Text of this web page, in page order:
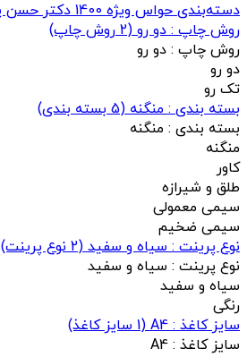
دسته‌بندی حواس ویژه 1400 دکتر حسن پور
روش چاپ : دو رو(
2 روش چاپ)
روش چاپ : دو رو
دو رو
تک رو
بسته بندی : منگنه(
5 بسته بندی)
بسته بندی : منگنه
منگنه
کاور
طلق و شیرازه
سیمی معمولی
سیمی ضخیم
نوع پرینت : سیاه و سفید(
2 نوع پرینت)
نوع پرینت : سیاه و سفید
سیاه و سفید
رنگی
سایز کاغذ : A4
(
1 سایز کاغذ)
سایز کاغذ : A4